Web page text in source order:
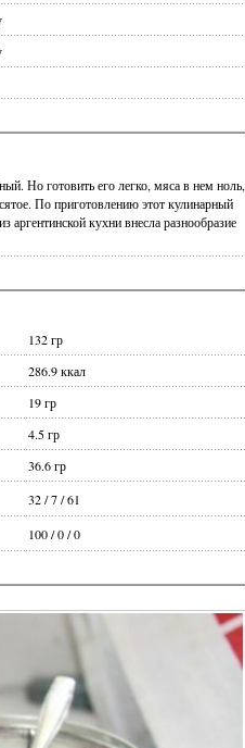
Но готовить его легко, мяса в нем ноль,
По приготовлению этот кулинарный
аргентинской кухни внесла разнообразие
132гр
286.9ккал
19гр
4.5гр
36.6гр
32/7/61
100/0/0